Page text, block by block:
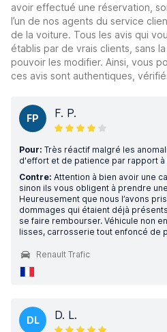
avoir effectué une réservation,
l’un de nos agents du service
de la voiture. Tous les avis qui
établis par de vrais clients, sans
pouvoir les modifier. Ainsi, vous
ces avis sont authentiques,
FP F. P.
Pour: Très réactif malgré les
d'effort et de patience par rapport à
Contre: Attention à bien avoir une
sinon ils vous obligent à prendre
Heureusement que nous l’avons
dommages qui étaient déjà
se faire rembourser. Véhicule non
lisses, carrosserie tout enfoncé de
Renault Trafic
DL D. L.